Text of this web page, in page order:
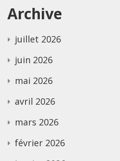
Archive
juillet 2026
juin 2026
mai 2026
avril 2026
mars 2026
février 2026